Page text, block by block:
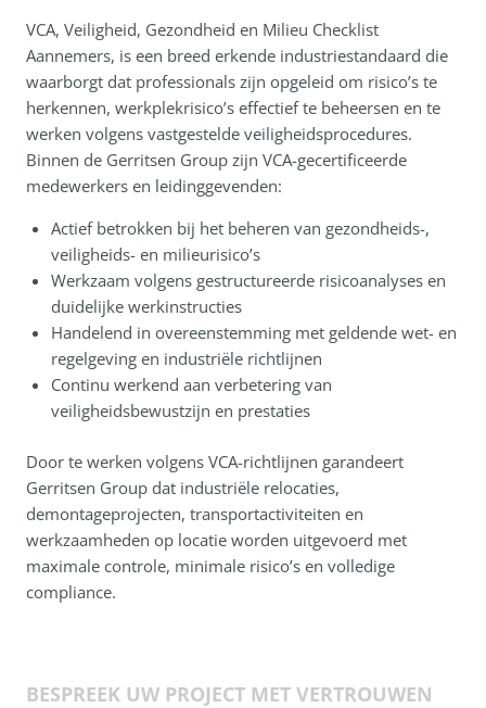
VCA, Veiligheid, Gezondheid en Milieu Checklist
Aannemers, is een breed erkende industriestandaard die
waarborgt dat professionals zijn opgeleid om risico’s te
herkennen, werkplekrisico’s effectief te beheersen en te
werken volgens vastgestelde veiligheidsprocedures.
Binnen de Gerritsen Group zijn VCA-gecertificeerde
medewerkers en leidinggevenden:
Actief betrokken bij het beheren van gezondheids-,
veiligheids- en milieurisico’s
Werkzaam volgens gestructureerde risicoanalyses en
duidelijke werkinstructies
Handelend in overeenstemming met geldende wet- en
regelgeving en industriële richtlijnen
Continu werkend aan verbetering van
veiligheidsbewustzijn en prestaties
Door te werken volgens VCA-richtlijnen garandeert
Gerritsen Group dat industriële relocaties,
demontageprojecten, transportactiviteiten en
werkzaamheden op locatie worden uitgevoerd met
maximale controle, minimale risico’s en volledige
compliance.
BESPREEK UW PROJECT MET VERTROUWEN